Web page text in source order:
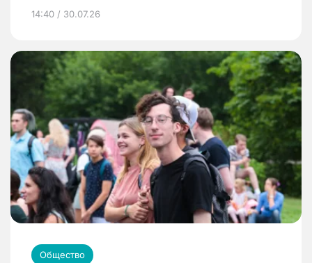
14:40 / 30.07.26
Общество